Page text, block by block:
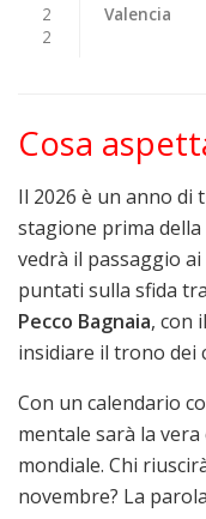
2
2
Valencia
Cosa
Il 2026 è un anno di
stagione prima della
vedrà il passaggio
puntati sulla sfida
Pecco Bagnaia, con
insidiare il trono dei
Con un calendario
mentale sarà la
mondiale. Chi
novembre? La